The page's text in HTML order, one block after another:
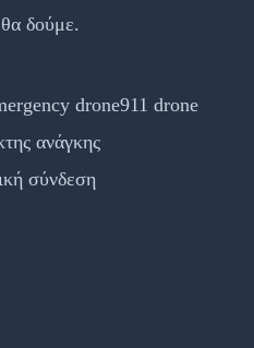
δούμε.
drone911 drone
ανάγκης
σύνδεση